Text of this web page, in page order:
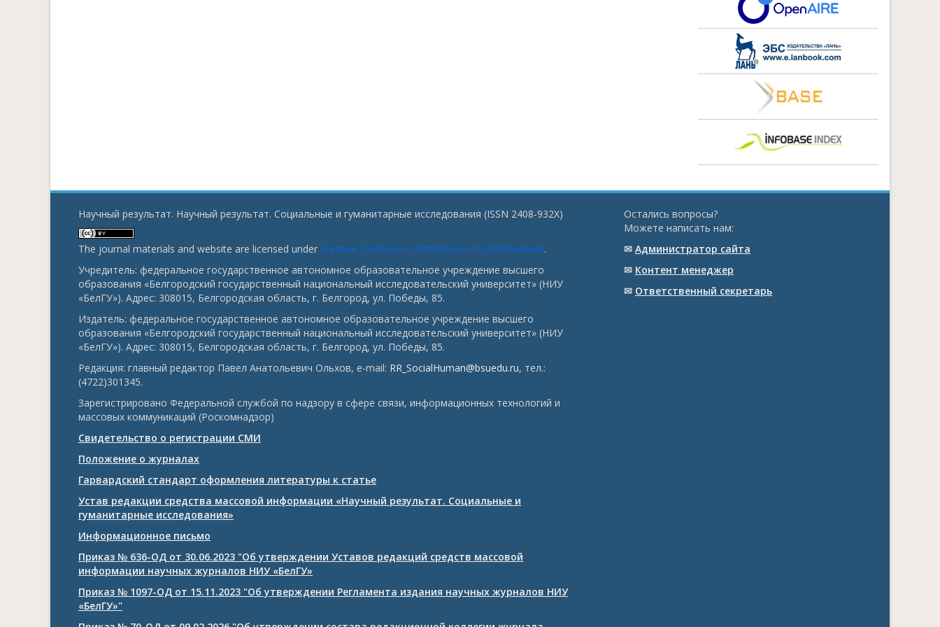
Научный результат. Научный результат. Социальные и гуманитарные исследования (ISSN 2408-932X)
The journal materials and website are licensed under Creative Commons «Attribution» 4.0 International.
Учредитель: федеральное государственное автономное образовательное учреждение высшего
образования «Белгородский государственный национальный исследовательский университет» (НИУ
«БелГУ»). Адрес: 308015, Белгородская область, г. Белгород, ул. Победы, 85.
Издатель: федеральное государственное автономное образовательное учреждение высшего
образования «Белгородский государственный национальный исследовательский университет» (НИУ
«БелГУ»). Адрес: 308015, Белгородская область, г. Белгород, ул. Победы, 85.
Редакция: главный редактор Павел Анатольевич Ольхов, e-mail: RR_SocialHuman@bsuedu.ru, тел.:
(4722)301345.
Зарегистрировано Федеральной службой по надзору в сфере связи, информационных технологий и
массовых коммуникаций (Роскомнадзор)
Свидетельство о регистрации СМИ
Положение о журналах
Гарвардский стандарт оформления литературы к статье
Устав редакции средства массовой информации «Научный результат. Социальные и
гуманитарные исследования»
Информационное письмо
Приказ № 636-ОД от 30.06.2023 "Об утверждении Уставов редакций средств массовой
информации научных журналов НИУ «БелГУ»
Приказ № 1097-ОД от 15.11.2023 "Об утверждении Регламента издания научных журналов НИУ
«БелГУ»"
Остались вопросы?
Можете написать нам:
✉ Администратор сайта
✉ Контент менеджер
✉ Ответственный cекретарь